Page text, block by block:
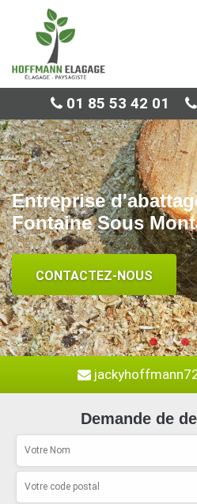
01 85 53 42 01
Entreprise
Fontaine Sous
CONTACTEZ-NOUS
Demande de